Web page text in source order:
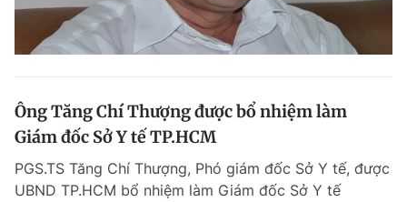
Tổng biên tập: Nguyễn Ngọc Toàn
Phó tổng biên tập thường trực: Hải Thành
Phó tổng biên tập: Lâm Hiếu Dũng
Giấy phép xuất bản số 110/GP - BTTTT cấp ngày 24.3.2020
© 2003-2026 Bản quyền thuộc về Báo Thanh Niên. Cấm sao chép
Phát triển bởi ePi Technologies, JSC.
Ông Tăng Chí Thượng được bổ nhiệm làm
Giám đốc Sở Y tế TP.HCM
PGS.TS Tăng Chí Thượng, Phó giám đốc Sở Y tế, được
UBND TP.HCM bổ nhiệm làm Giám đốc Sở Y tế